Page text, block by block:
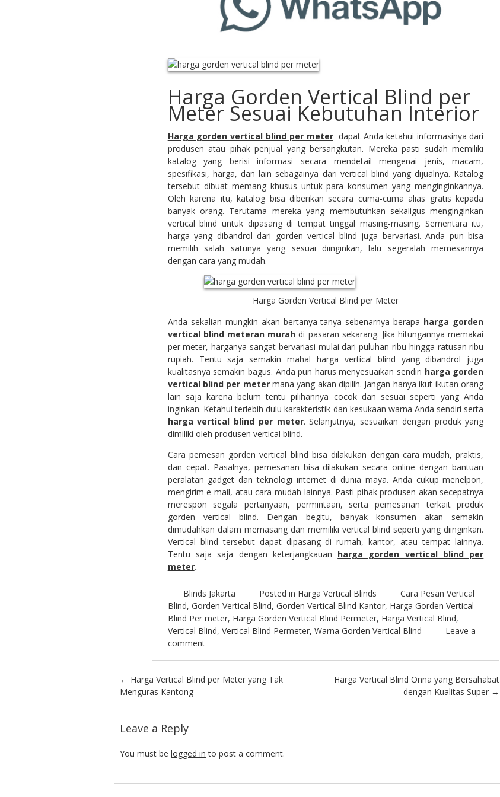
Harga Gorden Vertical Blind per
Meter Sesuai Kebutuhan Interior
Harga gorden vertical blind per meter dapat Anda ketahui informasinya dari
produsen atau pihak penjual yang bersangkutan. Mereka pasti sudah memiliki
katalog yang berisi informasi secara mendetail mengenai jenis, macam,
spesifikasi, harga, dan lain sebagainya dari vertical blind yang dijualnya. Katalog
tersebut dibuat memang khusus untuk para konsumen yang menginginkannya.
Oleh karena itu, katalog bisa diberikan secara cuma-cuma alias gratis kepada
banyak orang. Terutama mereka yang membutuhkan sekaligus menginginkan
vertical blind untuk dipasang di tempat tinggal masing-masing. Sementara itu,
harga yang dibandrol dari gorden vertical blind juga bervariasi. Anda pun bisa
memilih salah satunya yang sesuai diinginkan, lalu segeralah memesannya
dengan cara yang mudah.
Harga Gorden Vertical Blind per Meter
Anda sekalian mungkin akan bertanya-tanya sebenarnya berapa harga gorden
vertical blind meteran murah di pasaran sekarang. Jika hitungannya memakai
per meter, harganya sangat bervariasi mulai dari puluhan ribu hingga ratusan ribu
rupiah. Tentu saja semakin mahal harga vertical blind yang dibandrol juga
kualitasnya semakin bagus. Anda pun harus menyesuaikan sendiri harga gorden
vertical blind per metermana yang akan dipilih. Jangan hanya ikut-ikutan orang
lain saja karena belum tentu pilihannya cocok dan sesuai seperti yang Anda
inginkan. Ketahui terlebih dulu karakteristik dan kesukaan warna Anda sendiri serta
harga vertical blind per meter. Selanjutnya, sesuaikan dengan produk yang
dimiliki oleh produsen vertical blind.
Cara pemesan gorden vertical blind bisa dilakukan dengan cara mudah, praktis,
dan cepat. Pasalnya, pemesanan bisa dilakukan secara online dengan bantuan
peralatan gadget dan teknologi internet di dunia maya. Anda cukup menelpon,
mengirim e-mail, atau cara mudah lainnya. Pasti pihak produsen akan secepatnya
merespon segala pertanyaan, permintaan, serta pemesanan terkait produk
gorden vertical blind. Dengan begitu, banyak konsumen akan semakin
dimudahkan dalam memasang dan memiliki vertical blind seperti yang diinginkan.
Vertical blind tersebut dapat dipasang di rumah, kantor, atau tempat lainnya.
Tentu saja saja dengan keterjangkauan harga gorden vertical blind per
meter.
Blinds Jakarta Posted in Harga Vertical Blinds
Cara Pesan Vertical
Blind, Gorden Vertical Blind, Gorden Vertical Blind Kantor, Harga Gorden Vertical
Blind Per meter, Harga Gorden Vertical Blind Permeter, Harga Vertical Blind,
Vertical Blind, Vertical Blind Permeter, Warna Gorden Vertical Blind
Leave a
comment
Post navigation
← Harga Vertical Blind per Meter yang Tak
Menguras Kantong
Harga Vertical Blind Onna yang Bersahabat
dengan Kualitas Super →
Leave a Reply
You must be logged in to post a comment.